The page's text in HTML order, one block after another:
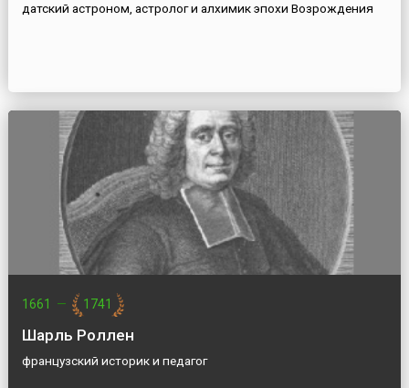
датский астроном, астролог и алхимик эпохи Возрождения
1661 — 1741
Шарль Роллен
французский историк и педагог